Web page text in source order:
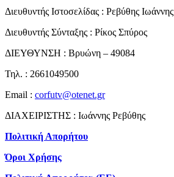
Διευθυντής Ιστοσελίδας : Ρεβύθης Ιωάννης
Διευθυντής Σύνταξης : Ρίκος Σπύρος
ΔΙΕΥΘΥΝΣΗ : Βρυώνη – 49084
Τηλ. : 2661049500
Email : corfutv@otenet.gr
ΔΙΑΧΕΙΡΙΣΤΗΣ : Ιωάννης Ρεβύθης
Πολιτική Απορήτου
Όροι Χρήσης